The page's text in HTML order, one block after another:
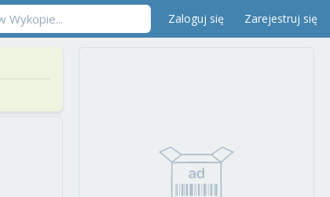
Zaloguj się Zarejestruj się